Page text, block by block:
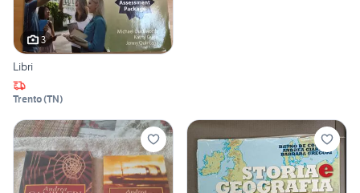
3
Libri
Trento(TN)